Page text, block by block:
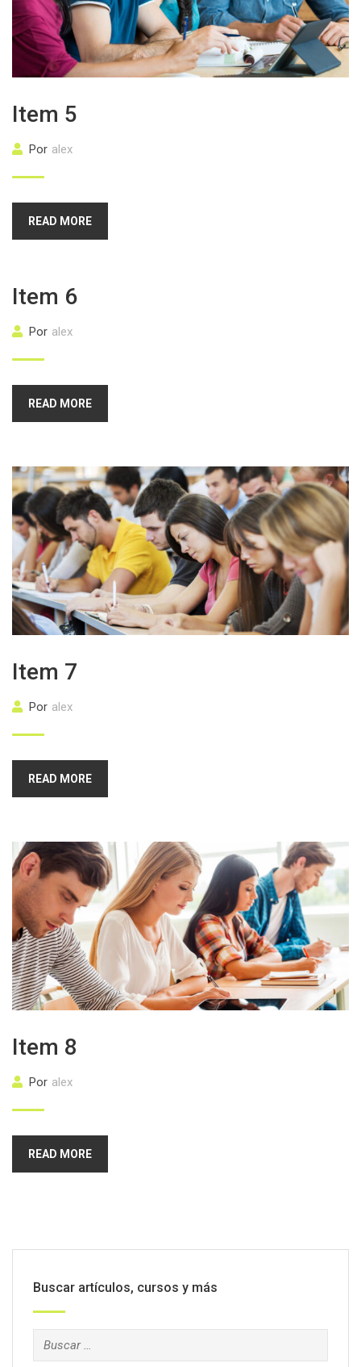
Item 5
Por alex
READ MORE
Item 6
Por alex
READ MORE
Item 7
Por alex
READ MORE
Item 8
Por alex
READ MORE
Buscar artículos, cursos y más
Buscar: